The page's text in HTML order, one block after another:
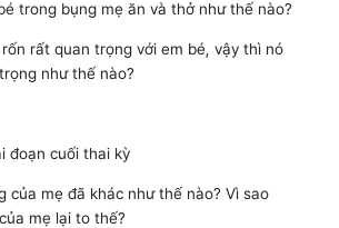
trong bụng mẹ ăn và thở như thế nào?
rất quan trọng với em bé, vậy thì nó
như thế nào?
đoạn cuối thai kỳ
của mẹ đã khác như thế nào? Vì sao
mẹ lại to thế?